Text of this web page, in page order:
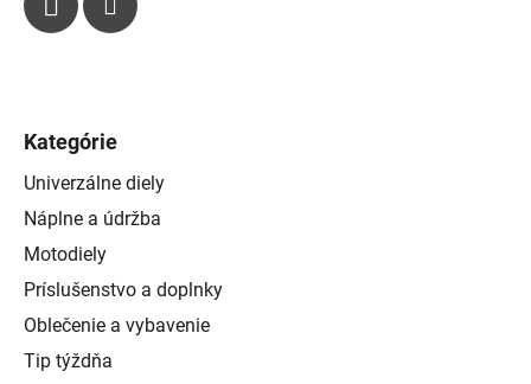
Kategórie
Univerzálne diely
Náplne a údržba
Motodiely
Príslušenstvo a doplnky
Oblečenie a vybavenie
Tip týždňa